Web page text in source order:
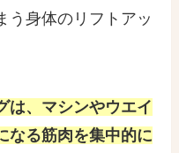
う身体のリフトアッ
は、マシンやウエイ
なる筋肉を集中的に